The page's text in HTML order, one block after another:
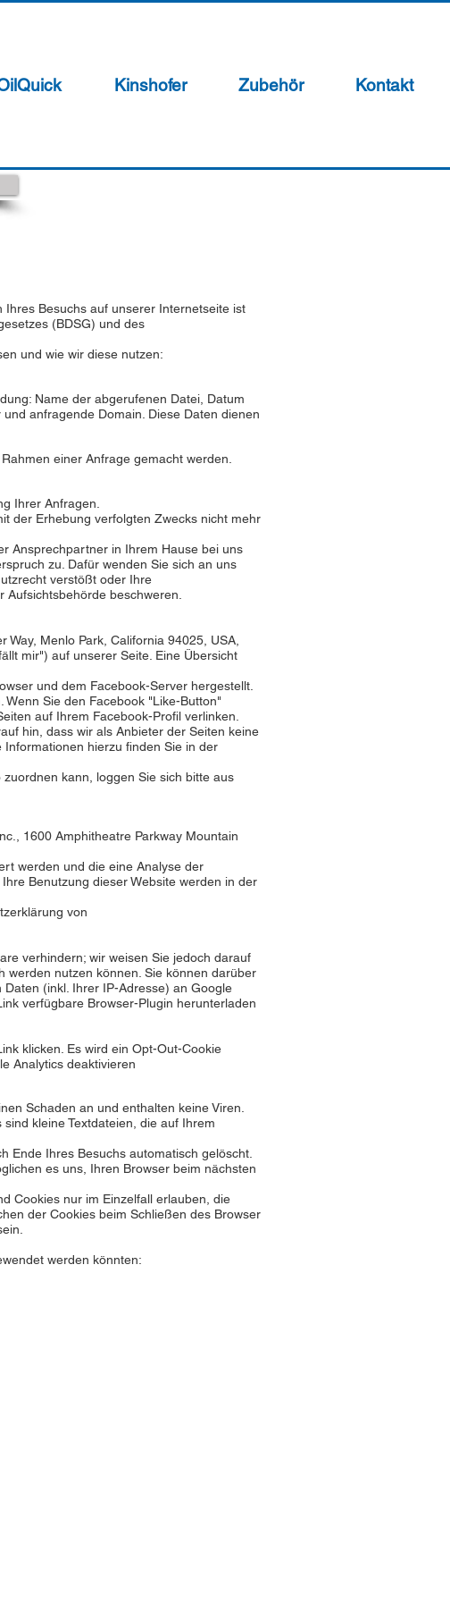
Kinshofer Zubehör Kontakt
Besuchs auf unserer Internetseite ist
(BDSG) und des
und wie wir diese nutzen:
Name der abgerufenen Datei, Datum
anfragende Domain. Diese Daten dienen
einer Anfrage gemacht werden.
Ihrer Anfragen.
der Erhebung verfolgten Zwecks nicht mehr
Ansprechpartner in Ihrem Hause bei uns
zu. Dafür wenden Sie sich an uns
verstößt oder Ihre
beschweren.
Menlo Park, California 94025, USA,
mir") auf unserer Seite. Eine Übersicht
und dem Facebook-Server hergestellt.
Sie den Facebook "Like-Button"
auf Ihrem Facebook-Profil verlinken.
hin, dass wir als Anbieter der Seiten keine
hierzu finden Sie in der
kann, loggen Sie sich bitte aus
1600 Amphitheatre Parkway Mountain
werden und die eine Analyse der
Benutzung dieser Website werden in der
von
verhindern; wir weisen Sie jedoch darauf
werden nutzen können. Sie können darüber
(inkl. Ihrer IP-Adresse) an Google
verfügbare Browser-Plugin herunterladen
klicken. Es wird ein Opt-Out-Cookie
Analytics deaktivieren
Schaden an und enthalten keine Viren.
kleine Textdateien, die auf Ihrem
Ende Ihres Besuchs automatisch gelöscht.
es uns, Ihren Browser beim nächsten
Cookies nur im Einzelfall erlauben, die
der Cookies beim Schließen des Browser
werden könnten: